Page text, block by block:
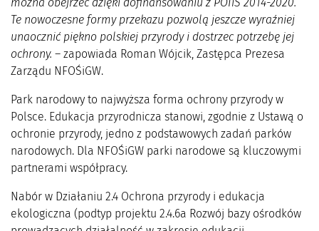
Te nowoczesne formy przekazu pozwolą jeszcze wyraźniej
unaocznić piękno polskiej przyrody i dostrzec potrzebę jej
ochrony. – zapowiada Roman Wójcik, Zastępca Prezesa
Zarządu NFOŚiGW.
Park narodowy to najwyższa forma ochrony przyrody w
Polsce. Edukacja przyrodnicza stanowi, zgodnie z Ustawą o
ochronie przyrody, jedno z podstawowych zadań parków
narodowych. Dla NFOŚiGW parki narodowe są kluczowymi
partnerami współpracy.
Nabór w Działaniu 2.4 Ochrona przyrody i edukacja
ekologiczna (podtyp projektu 2.4.6a Rozwój bazy ośrodków